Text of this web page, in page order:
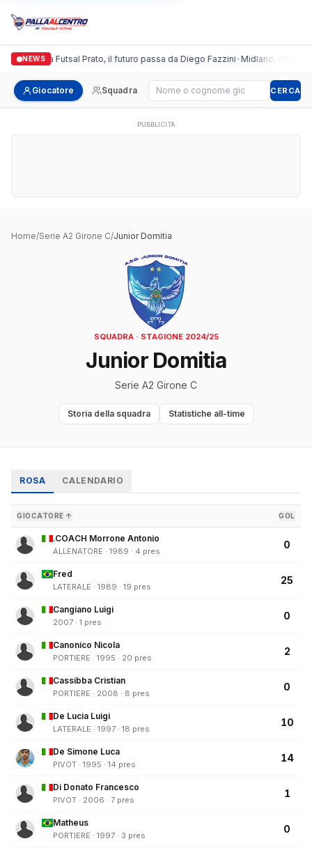
NEWS
Italgronda Futsal Prato, il futuro passa da Diego Fazzini•Midland, doppio
Giocatore Squadra Cerca giocatore CERCA
PUBBLICITÀ
Home/Serie A2 Girone C/Junior Domitia
SQUADRA · STAGIONE 2024/25
Junior Domitia
Serie A2 Girone C
Storia della squadra Statistiche all-time
ROSA CALENDARIO
GIOCATORE ↑ GOL
.COACH Morrone Antonio
ALLENATORE · 1989 · 4 pres
0
Fred
LATERALE · 1989 · 19 pres
25
Cangiano Luigi
2007 · 1 pres
0
Canonico Nicola
PORTIERE · 1995 · 20 pres
2
Cassibba Cristian
PORTIERE · 2008 · 8 pres
0
De Lucia Luigi
LATERALE · 1997 · 18 pres
10
De Simone Luca
PIVOT · 1995 · 14 pres
14
Di Donato Francesco
PIVOT · 2006 · 7 pres
1
Matheus
PORTIERE · 1997 · 3 pres
0